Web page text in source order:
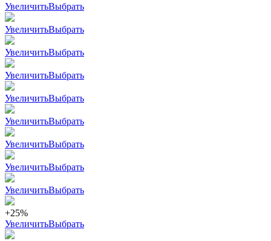
УвеличитьВыбрать
УвеличитьВыбрать
УвеличитьВыбрать
УвеличитьВыбрать
УвеличитьВыбрать
УвеличитьВыбрать
УвеличитьВыбрать
УвеличитьВыбрать
УвеличитьВыбрать
+25%
УвеличитьВыбрать